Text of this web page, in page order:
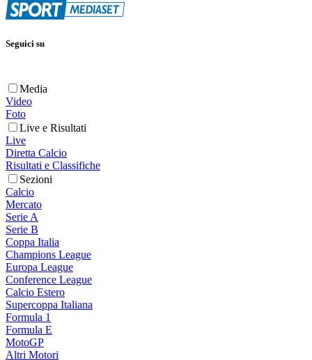
Seguici su
Media
Video
Foto
Live e Risultati
Live
Diretta Calcio
Risultati e Classifiche
Sezioni
Calcio
Mercato
Serie A
Serie B
Coppa Italia
Champions League
Europa League
Conference League
Calcio Estero
Supercoppa Italiana
Formula 1
Formula E
MotoGP
Altri Motori